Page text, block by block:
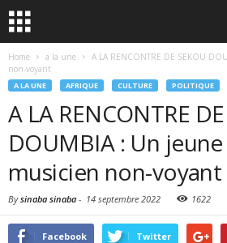
Home a la une
A LA RENCONTRE DE SEKOU
non-voyant
A LA UNE AFRIQUE CULTURE POLITIQUE
A LA RENCONTRE
DOUMBIA : Un
musicien non-voyant
Bysinaba sinaba - 14 septembre 2022 1622
Facebook Twitter